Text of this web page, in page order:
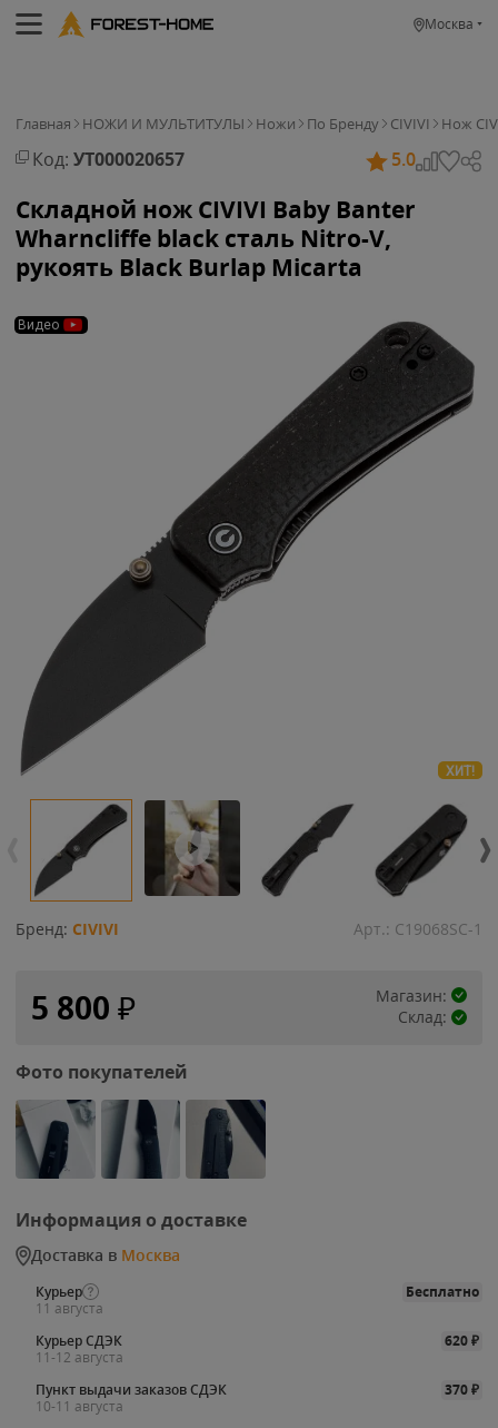
Москва
Главная НОЖИ И МУЛЬТИТУЛЫ Ножи По Бренду CIVIVI Нож
Код: УТ000020657 5.0
Складной нож CIVIVI Baby Banter
Wharncliffe black сталь Nitro-V,
рукоять Black Burlap Micarta
Видео
ХИТ!
Бренд: CIVIVI Арт.: C19068SC-1
5 800 ₽
Магазин:
Склад:
Фото покупателей
Информация о доставке
Доставка в Москва
Курьер
Бесплатно
11 августа
Курьер СДЭК
620₽
11-12 августа
Пункт выдачи заказов СДЭК
370₽
10-11 августа